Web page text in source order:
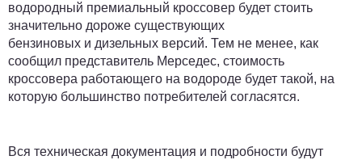
водородный премиальный кроссовер будет стоить
значительно дороже существующих
бензиновых и дизельных версий. Тем не менее, как
сообщил представитель Мерседес, стоимость
кроссовера работающего на водороде будет такой, на
которую большинство потребителей согласятся.
Вся техническая документация и подробности будут